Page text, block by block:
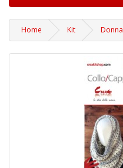
Home Kit Donna